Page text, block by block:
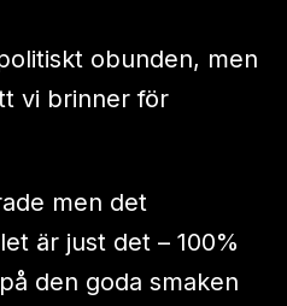
obunden, men
vi brinner för
men det
är just det – 100%
den goda smaken